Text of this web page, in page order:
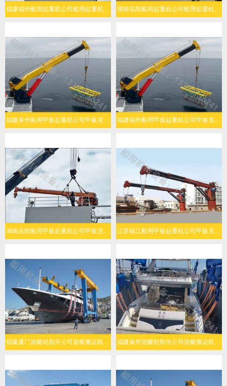
福建福州船用起重机公司船用起重机多场景灵活适配 湖南岳阳船用起重机公司船用起重机高效作业
福建泉州船用甲板起重机公司甲板克令吊安全性高 福建福州船用甲板起重机公司甲板克令吊工作效率高
湖南岳阳船用甲板起重机公司甲板克令吊起升能力强 江苏镇江船用甲板起重机公司甲板克令吊操作灵活
福建厦门游艇轮胎吊公司游艇搬运机灵活转向 福建泉州游艇轮胎吊公司游艇搬运机结构可靠